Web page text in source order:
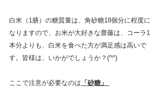
白米（1膳）の糖質量は、角砂糖18個分に程度に
なりますので、お米が大好きな齋藤は、コーラ1
本分よりも、白米を食べた方が満足感は高いで
す。皆様は、いかがでしょうか？(^^)
ここで注意が必要なのは 「砂糖」